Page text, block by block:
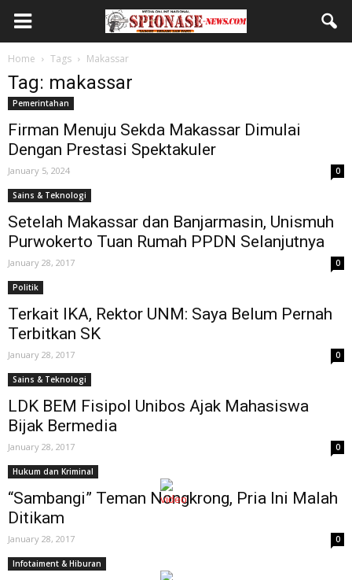
Home Tags Makassar
Tag: makassar
Pemerintahan
Firman Menuju Sekda Makassar Dimulai
Dengan Prestasi Spektakuler
January 5, 2024 0
Sains & Teknologi
Setelah Makassar dan Banjarmasin, Unismuh
Purwokerto Tuan Rumah PPDN Selanjutnya
January 28, 2017 0
Politik
Terkait IKA, Rektor UNM: Saya Belum Pernah
Terbitkan SK
January 28, 2017 0
Sains & Teknologi
LDK BEM Fisipol Unibos Ajak Mahasiswa
Bijak Bermedia
January 28, 2017 0
Hukum dan Kriminal
“Sambangi” Teman Nongkrong, Pria Ini Malah
Ditikam
January 28, 2017 0
Infotaiment & Hiburan